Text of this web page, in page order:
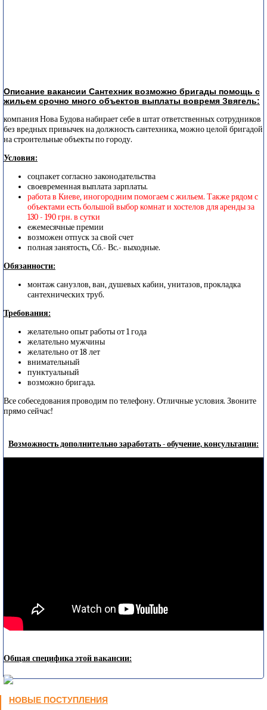
Описание вакансии Сантехник возможно бригады помощь с
жильем срочно много объектов выплаты вовремя Звягель:
компания Нова Будова набирает себе в штат ответственных сотрудников
без вредных привычек на должность сантехника, можно целой бригадой
на строительные объекты по городу.
Условия:
соцпакет согласно законодательства
своевременная выплата зарплаты.
работа в Киеве, иногородним помогаем с жильем. Также рядом с
объектами есть большой выбор комнат и хостелов для аренды за
130 - 190 грн. в сутки
ежемесячные премии
возможен отпуск за свой счет
полная занятость, Сб.- Вс.- выходные.
Обязанности:
монтаж санузлов, ван, душевых кабин, унитазов, прокладка
сантехнических труб.
Требования:
желательно опыт работы от 1 года
желательно мужчины
желательно от 18 лет
внимательный
пунктуальный
возможно бригада.
Все собеседования проводим по телефону. Отличные условия. Звоните
прямо сейчас!
Возможность дополнительно заработать - обучение, консультации:
Общая специфика этой вакансии:
НОВЫЕ ПОСТУПЛЕНИЯ